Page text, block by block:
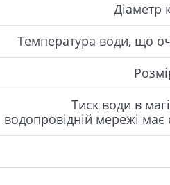
Діаметр
Температура води, що
Тиск води в
водопровідній мережі має